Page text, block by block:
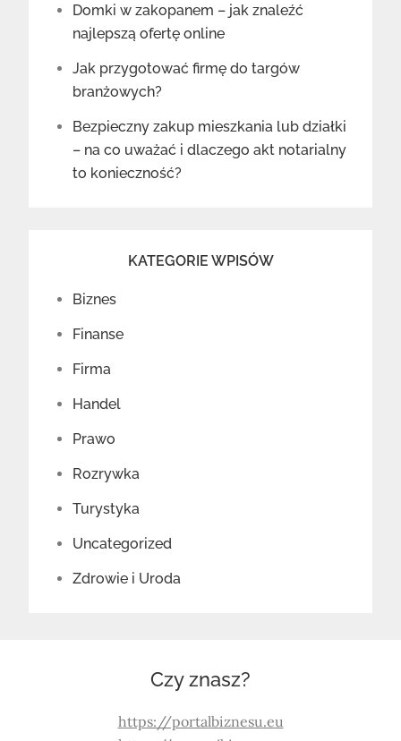
Domki w zakopanem – jak znaleźć
najlepszą ofertę online
Jak przygotować firmę do targów
branżowych?
Bezpieczny zakup mieszkania lub działki
– na co uważać i dlaczego akt notarialny
to konieczność?
KATEGORIE WPISÓW
Biznes
Finanse
Firma
Handel
Prawo
Rozrywka
Turystyka
Uncategorized
Zdrowie i Uroda
Czy znasz?
https://portalbiznesu.eu